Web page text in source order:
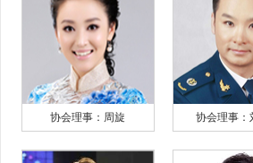
协会理事：周旋 协会理事：